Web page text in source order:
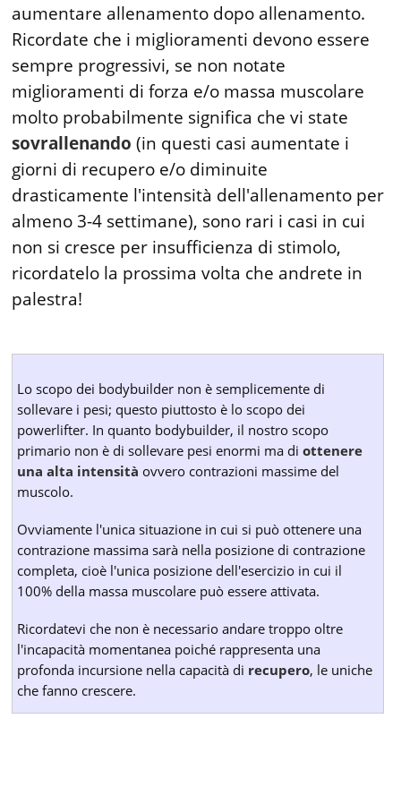
aumentare allenamento dopo allenamento.
Ricordate che i miglioramenti devono essere
sempre progressivi, se non notate
miglioramenti di forza e/o massa muscolare
molto probabilmente significa che vi state
sovrallenando (in questi casi aumentate i
giorni di recupero e/o diminuite
drasticamente l'intensità dell'allenamento per
almeno 3-4 settimane), sono rari i casi in cui
non si cresce per insufficienza di stimolo,
ricordatelo la prossima volta che andrete in
palestra!
Lo scopo dei bodybuilder non è semplicemente di
sollevare i pesi; questo piuttosto è lo scopo dei
powerlifter. In quanto bodybuilder, il nostro scopo
primario non è di sollevare pesi enormi ma diottenere
una alta intensità ovvero contrazioni massime del
muscolo.
Ovviamente l'unica situazione in cui si può ottenere una
contrazione massima sarà nella posizione di contrazione
completa, cioè l'unica posizione dell'esercizio in cui il
100% della massa muscolare può essere attivata.
Ricordatevi che non è necessario andare troppo oltre
l'incapacità momentanea poiché rappresenta una
profonda incursione nella capacità di recupero, le uniche
che fanno crescere.